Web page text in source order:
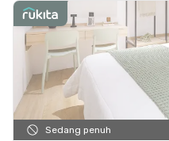
Sedang penuh